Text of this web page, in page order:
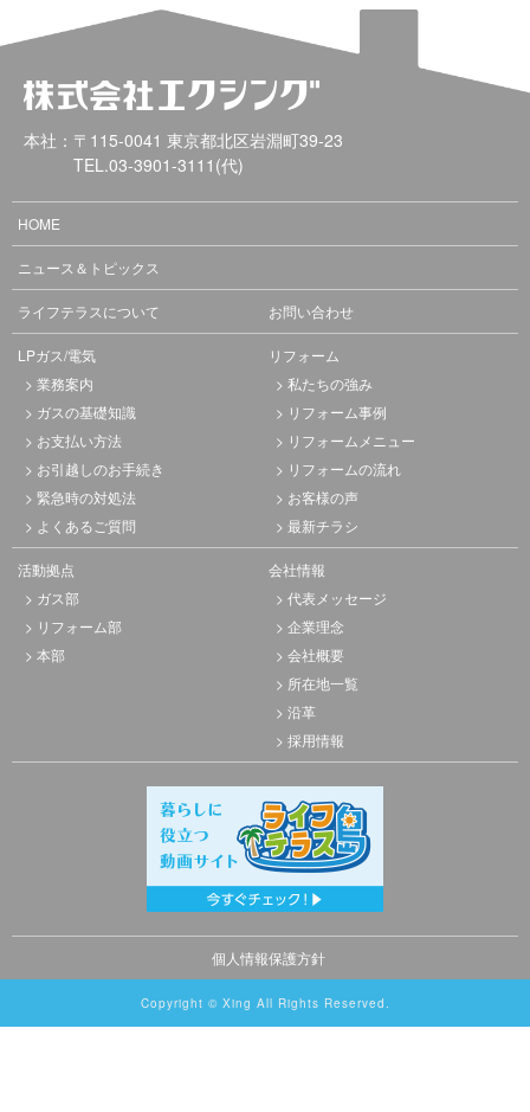
本社：〒115-0041 東京都北区岩淵町39-23
TEL.03-3901-3111 (代)
HOME
ニュース＆トピックス
ライフテラスについて お問い合わせ
LPガス/電気
業務案内
ガスの基礎知識
お支払い方法
お引越しのお手続き
緊急時の対処法
よくあるご質問
リフォーム
私たちの強み
リフォーム事例
リフォームメニュー
リフォームの流れ
お客様の声
最新チラシ
活動拠点
ガス部
リフォーム部
本部
会社情報
代表メッセージ
企業理念
会社概要
所在地一覧
沿革
採用情報
個人情報保護方針
Copyright © Xing All Rights Reserved.